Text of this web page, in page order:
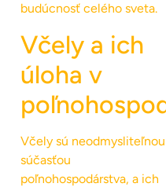
budúcnosť celého sveta.
Včely a ich
úloha v
Včely sú neodmysliteľnou
súčasťou
poľnohospodárstva, a ich